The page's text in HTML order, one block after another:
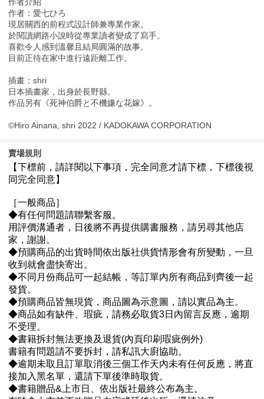
作者介紹
作者：愛七ひろ
現居關西的前程式設計師兼專業作家。
於閱讀網路小說時從專業讀者變成了寫手。
喜歡令人感到溫馨且結局圓滿的故事。
目前正待在家中進行遠距離工作。
插畫：shri
日本插畫家，出身於長野縣。
作品另有《死神伯爵と不機嫌な花嫁》。
©Hiro Ainana, shri 2022 / KADOKAWA CORPORATION
賣場規則